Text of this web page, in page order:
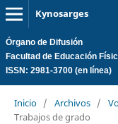
Kynosarges
Órgano de Difusión
Facultad de Educación
ISSN: 2981-3700 (en línea)
Inicio / Archivos /
Trabajos de grado